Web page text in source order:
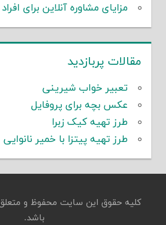
مزایای مشاوره آنلاین برای
مقالات پربازدید
تعبیر خواب شیرینی
عکس بچه برای پروفایل
طرز تهیه کیک زبرا
طرز تهیه پیتزا با خمیر نانوایی
کلیه حقوق این سایت محفوظ و متعلق
باشد.